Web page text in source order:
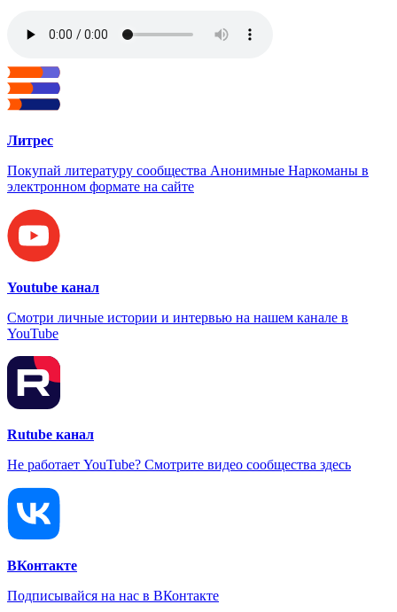
Литрес
Покупай литературу сообщества Анонимные Наркоманы в
электронном формате на сайте
Youtube канал
Смотри личные истории и интервью на нашем канале в
YouTube
Rutube канал
Не работает YouTube? Смотрите видео сообщества здесь
ВКонтакте
Подписывайся на нас в ВКонтакте